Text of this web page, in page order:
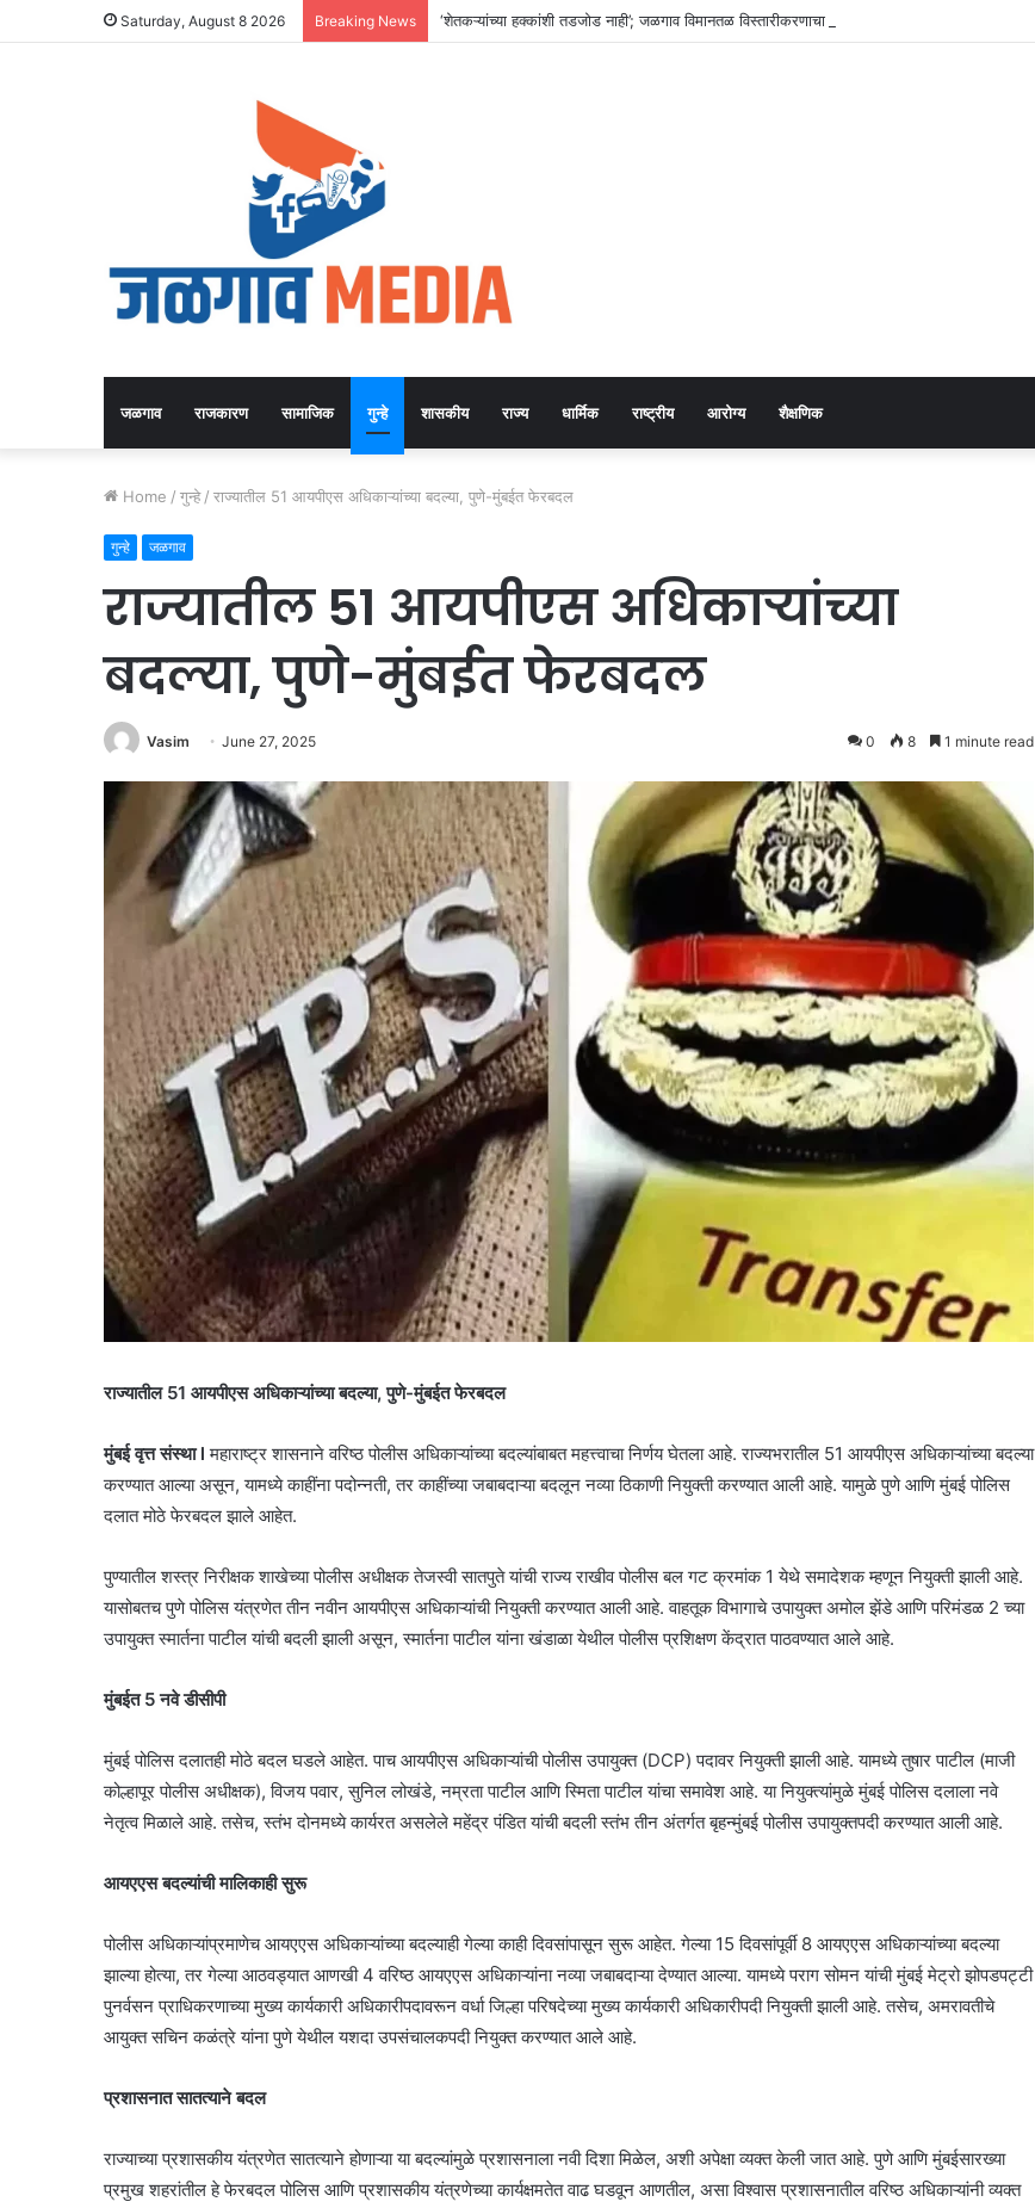
Saturday, August 8 2026 Breaking News ‘शेतकऱ्यांच्या हक्कांशी तडजोड नाही’; जळगाव विमानतळ विस्तारीकरणाचा पालकमंत्र्यांकडून आढावा
जळगाव राजकारण सामाजिक गुन्हे शासकीय राज्य धार्मिक राष्ट्रीय आरोग्य शैक्षणिक
Home / गुन्हे / राज्यातील 51 आयपीएस अधिकाऱ्यांच्या बदल्या, पुणे-मुंबईत फेरबदल
गुन्हे जळगाव
राज्यातील 51 आयपीएस अधिकाऱ्यांच्या
बदल्या, पुणे-मुंबईत फेरबदल
Vasim June 27, 2025 0 8 1 minute read
राज्यातील 51 आयपीएस अधिकाऱ्यांच्या बदल्या, पुणे-मुंबईत फेरबदल
मुंबई वृत्त संस्था l महाराष्ट्र शासनाने वरिष्ठ पोलीस अधिकाऱ्यांच्या बदल्यांबाबत महत्त्वाचा निर्णय घेतला आहे. राज्यभरातील 51 आयपीएस अधिकाऱ्यांच्या बदल्या
करण्यात आल्या असून, यामध्ये काहींना पदोन्नती, तर काहींच्या जबाबदाऱ्या बदलून नव्या ठिकाणी नियुक्ती करण्यात आली आहे. यामुळे पुणे आणि मुंबई पोलिस
दलात मोठे फेरबदल झाले आहेत.
पुण्यातील शस्त्र निरीक्षक शाखेच्या पोलीस अधीक्षक तेजस्वी सातपुते यांची राज्य राखीव पोलीस बल गट क्रमांक 1 येथे समादेशक म्हणून नियुक्ती झाली आहे.
यासोबतच पुणे पोलिस यंत्रणेत तीन नवीन आयपीएस अधिकाऱ्यांची नियुक्ती करण्यात आली आहे. वाहतूक विभागाचे उपायुक्त अमोल झेंडे आणि परिमंडळ 2 च्या
उपायुक्त स्मार्तना पाटील यांची बदली झाली असून, स्मार्तना पाटील यांना खंडाळा येथील पोलीस प्रशिक्षण केंद्रात पाठवण्यात आले आहे.
मुंबईत 5 नवे डीसीपी
मुंबई पोलिस दलातही मोठे बदल घडले आहेत. पाच आयपीएस अधिकाऱ्यांची पोलीस उपायुक्त (DCP) पदावर नियुक्ती झाली आहे. यामध्ये तुषार पाटील (माजी
कोल्हापूर पोलीस अधीक्षक), विजय पवार, सुनिल लोखंडे, नम्रता पाटील आणि स्मिता पाटील यांचा समावेश आहे. या नियुक्त्यांमुळे मुंबई पोलिस दलाला नवे
नेतृत्व मिळाले आहे. तसेच, स्तंभ दोनमध्ये कार्यरत असलेले महेंद्र पंडित यांची बदली स्तंभ तीन अंतर्गत बृहन्मुंबई पोलीस उपायुक्तपदी करण्यात आली आहे.
आयएएस बदल्यांची मालिकाही सुरू
पोलीस अधिकाऱ्यांप्रमाणेच आयएएस अधिकाऱ्यांच्या बदल्याही गेल्या काही दिवसांपासून सुरू आहेत. गेल्या 15 दिवसांपूर्वी 8 आयएएस अधिकाऱ्यांच्या बदल्या
झाल्या होत्या, तर गेल्या आठवड्यात आणखी 4 वरिष्ठ आयएएस अधिकाऱ्यांना नव्या जबाबदाऱ्या देण्यात आल्या. यामध्ये पराग सोमन यांची मुंबई मेट्रो झोपडपट्टी
पुनर्वसन प्राधिकरणाच्या मुख्य कार्यकारी अधिकारीपदावरून वर्धा जिल्हा परिषदेच्या मुख्य कार्यकारी अधिकारीपदी नियुक्ती झाली आहे. तसेच, अमरावतीचे
आयुक्त सचिन कळंत्रे यांना पुणे येथील यशदा उपसंचालकपदी नियुक्त करण्यात आले आहे.
प्रशासनात सातत्याने बदल
राज्याच्या प्रशासकीय यंत्रणेत सातत्याने होणाऱ्या या बदल्यांमुळे प्रशासनाला नवी दिशा मिळेल, अशी अपेक्षा व्यक्त केली जात आहे. पुणे आणि मुंबईसारख्या
प्रमुख शहरांतील हे फेरबदल पोलिस आणि प्रशासकीय यंत्रणेच्या कार्यक्षमतेत वाढ घडवून आणतील, असा विश्वास प्रशासनातील वरिष्ठ अधिकाऱ्यांनी व्यक्त